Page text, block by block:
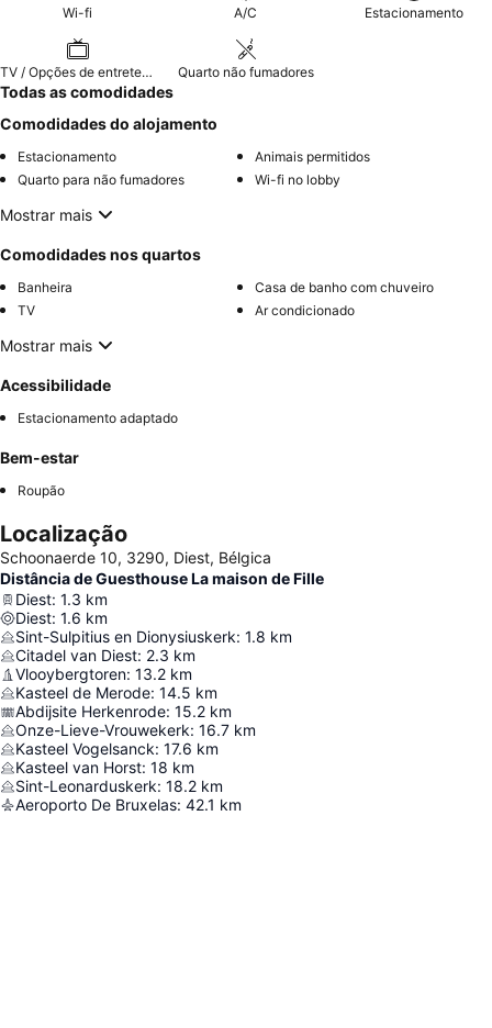
Wi-fi A/C Estacionamento
TV / Opções de entretenimento Quarto não fumadores
Todas as comodidades
Comodidades do alojamento
Estacionamento
Animais permitidos
Quarto para não fumadores
Wi-fi no lobby
Mostrar mais
Comodidades nos quartos
Banheira
Casa de banho com chuveiro
TV
Ar condicionado
Mostrar mais
Acessibilidade
Estacionamento adaptado
Bem-estar
Roupão
Localização
Schoonaerde 10, 3290, Diest, Bélgica
Distância de Guesthouse La maison de Fille
Diest: 1.3 km
Diest: 1.6 km
Sint-Sulpitius en Dionysiuskerk: 1.8 km
Citadel van Diest: 2.3 km
Vlooybergtoren: 13.2 km
Kasteel de Merode: 14.5 km
Abdijsite Herkenrode: 15.2 km
Onze-Lieve-Vrouwekerk: 16.7 km
Kasteel Vogelsanck: 17.6 km
Kasteel van Horst: 18 km
Sint-Leonarduskerk: 18.2 km
Aeroporto De Bruxelas: 42.1 km